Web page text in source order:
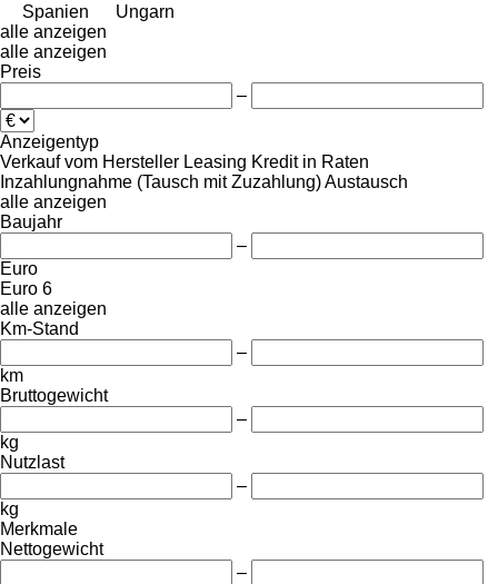
Spanien
Ungarn
alle anzeigen
alle anzeigen
Preis
–
Anzeigentyp
Verkauf vom Hersteller Leasing Kredit in Raten
Inzahlungnahme (Tausch mit Zuzahlung)Austausch
alle anzeigen
Baujahr
–
Euro
Euro 6
alle anzeigen
Km-Stand
–
km
Bruttogewicht
–
kg
Nutzlast
–
kg
Merkmale
Nettogewicht
–